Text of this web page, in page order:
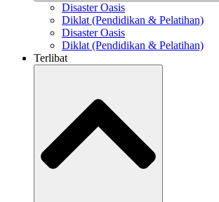
Disaster Oasis
Diklat (Pendidikan & Pelatihan)
Disaster Oasis
Diklat (Pendidikan & Pelatihan)
Terlibat